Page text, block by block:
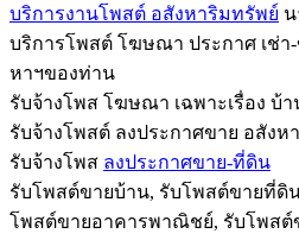
บริการงานโพสต์ อสังหาริมทรัพย์
บริการโพสต์ โฆษณา ประกาศ เช่
หาฯของท่าน
รับจ้างโพส โฆษณา เฉพาะเรื่อง บ้
รับจ้างโพสต์ ลงประกาศขาย อสัง
รับจ้างโพส ลงประกาศขาย-ที่ดิน
รับโพสต์ขายบ้าน, รับโพสต์ขายที่ดิ
โพสต์ขายอาคารพาณิชย์, รับโพสต์